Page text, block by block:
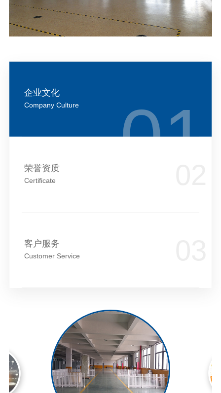
企业文化
Company Culture
荣誉资质
Certificate
客户服务
Customer Service